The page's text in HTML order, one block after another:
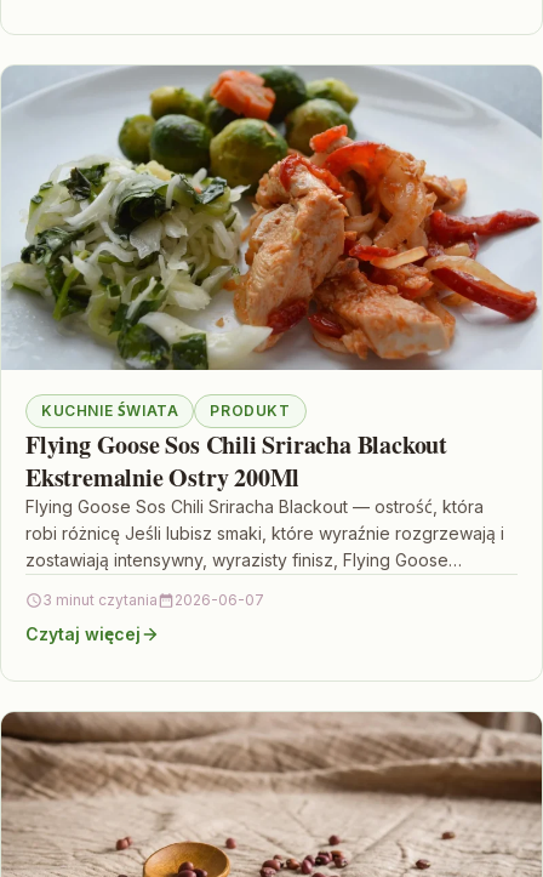
KUCHNIE ŚWIATA PRODUKT
Flying Goose Sos Chili Sriracha Blackout
Ekstremalnie Ostry 200Ml
Flying Goose Sos Chili Sriracha Blackout — ostrość, która
robi różnicę Jeśli lubisz smaki, które wyraźnie rozgrzewają i
zostawiają intensywny, wyrazisty finisz, Flying Goose…
3 minut czytania 2026-06-07
Czytaj więcej